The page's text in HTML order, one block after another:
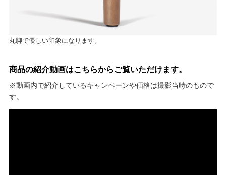
丸脚で優しい印象になります。
商品の紹介動画はこちらからご覧いただけます。
※動画内で紹介しているキャンペーンや価格は撮影当時のもので
す。